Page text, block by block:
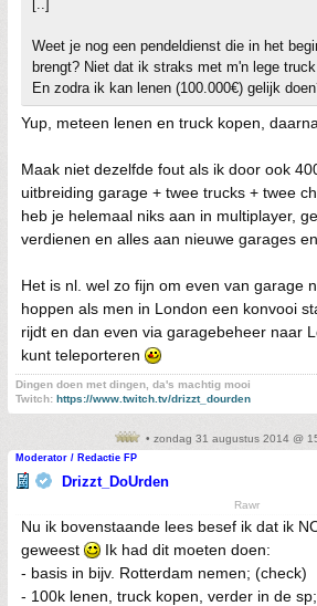
Weet je nog een pendeldienst die in het
brengt? Niet dat ik straks met m'n lege
En zodra ik kan lenen (100.000€) gelijk
Yup, meteen lenen en truck kopen,
Maak niet dezelfde fout als ik door ook
uitbreiding garage + twee trucks + twee
heb je helemaal niks aan in multiplayer,
verdienen en alles aan nieuwe garages
Het is nl. wel zo fijn om even van garage
hoppen als men in London een konvooi
rijdt en dan even via garagebeheer naar
kunt teleporteren
Dingen doen met dingen, da's machtig mooi
Twitch: https://www.twitch.tv/drizzt_dourden
• zondag 31 augustus 2014 @
Moderator / Redactie FP
Drizzt_DoUrden
Rawr
Nu ik bovenstaande lees besef ik dat ik
geweest
Ik had dit moeten doen:
- basis in bijv. Rotterdam nemen; (check)
- 100k lenen, truck kopen, verder in de